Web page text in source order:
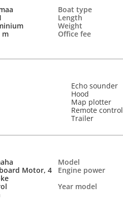
Boat type
Length
Weight
m Office fee
Echo sounder
Hood
Map plotter
Remote control
Trailer
Model
Motor, 4
Engine power
Year model